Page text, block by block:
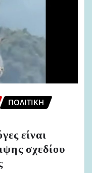
ΠΟΛΙΤΙΚΉ
είναι
σχεδίου